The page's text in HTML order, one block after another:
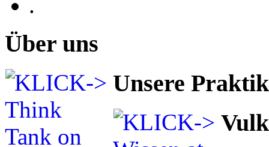
Über uns
Unsere